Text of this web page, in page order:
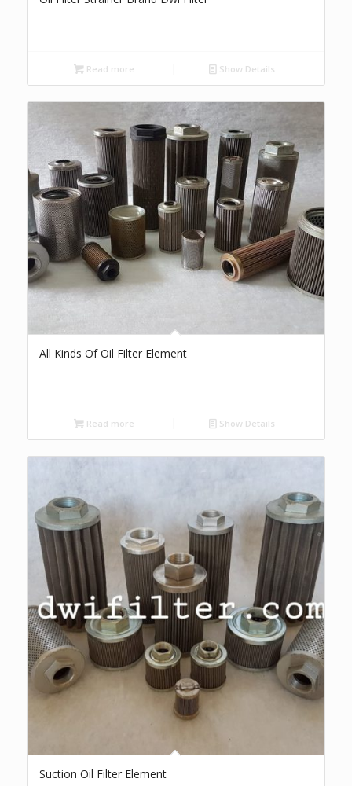
Read more Show Details
All Kinds Of Oil Filter Element
Read more Show Details
Suction Oil Filter Element